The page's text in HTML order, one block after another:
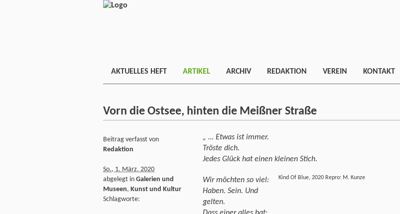
AKTUELLES HEFT ARTIKEL ARCHIV REDAKTION VEREIN KONTAKT
Vorn die Ostsee, hinten die Meißner Straße
„ … Etwas ist immer.
Tröste dich.
Jedes Glück hat einen kleinen Stich.
Kind Of Blue, 2020 Repro: M. Kunze
Wir möchten so viel:
Haben. Sein. Und
gelten.
Beitrag verfasst von
Redaktion
So., 1. März. 2020
abgelegt in Galerien und
Museen, Kunst und Kultur
Schlagworte: